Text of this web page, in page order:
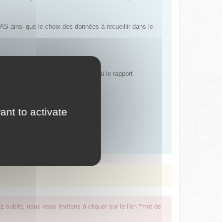
to activate
ainsi que le choix des données à recueillir dans le
ou nationale), dans la mesure où le rapport
oublié, nous vous invitons à cliquer sur le lien "mot de